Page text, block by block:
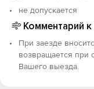
не допускается
Комментарий к
При заезде
возвращается при
Вашего выезда.